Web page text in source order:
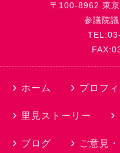
〒100-8962 東
参議院
ホーム プロフ
里見ストーリー
ブログ ご意見